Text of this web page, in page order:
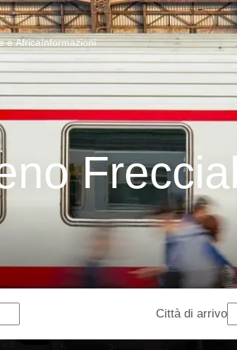
e AfricaInformazioni
Città di arrivo